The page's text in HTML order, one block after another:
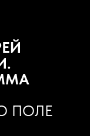
ПОЛЕ